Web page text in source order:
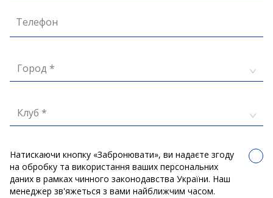
Телефон
Город *
Клуб *
Натискаючи кнопку «Забронювати», ви надаєте згоду
на обробку та використання ваших персональних
даних в рамках чинного законодавства України. Наш
менеджер зв'яжеться з вами найближчим часом.